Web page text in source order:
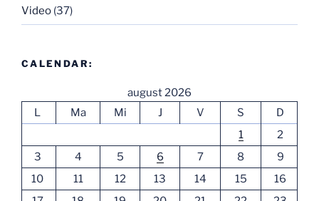
Video (37)
CALENDAR:
august 2026
L
Ma Mi J V S
D
1
2
3
4 5 6 7 8
9
10
11 12 13 14 15
16